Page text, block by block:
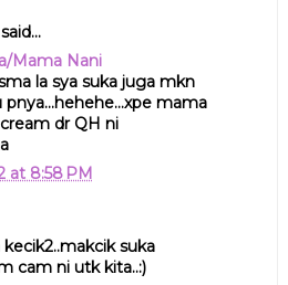
Mama Nani
la sya suka juga mkn
mama
dr QH ni
at 8:58 PM
suka
cam ni utk kita..:)